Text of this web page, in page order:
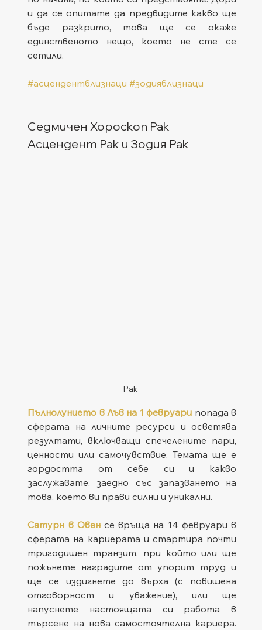
и да се опитате да предвидите какво ще
бъде разкрито, това ще се окаже
единственото нещо, което не сте се
сетили.
#асцендентблизнаци #зодияблизнаци
Седмичен Хороскоп Рак
Асцендент Рак и Зодия Рак
Рак
Пълнолунието в Лъв на 1 февруари попада в
сферата на личните ресурси и осветява
резултати, включващи спечелените пари,
ценности или самочувствие. Темата ще е
гордостта от себе си и какво
заслужавате, заедно със запазването на
това, което ви прави силни и уникални.
Сатурн в Овен се връща на 14 февруари в
сферата на кариерата и стартира почти
тригодишен транзит, при който или ще
пожънете наградите от упорит труд и
ще се издигнете до върха (с повишена
отговорност и уважение), или ще
напуснете настоящата си работа в
търсене на нова самостоятелна кариера.